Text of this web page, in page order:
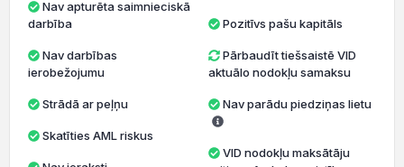
darbība
ierobežojumu
Strādā ar peļņu
Skatīties AML riskus
Pozitīvs pašu kapitāls
Pārbaudīt tiešsaistē VID
aktuālo nodokļu samaksu
Nav parādu piedziņas lietu
VID nodokļu maksātāju